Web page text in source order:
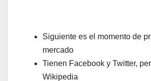
Siguiente es el momento de
mercado
Tienen Facebook y Twitter,
Wikipedia